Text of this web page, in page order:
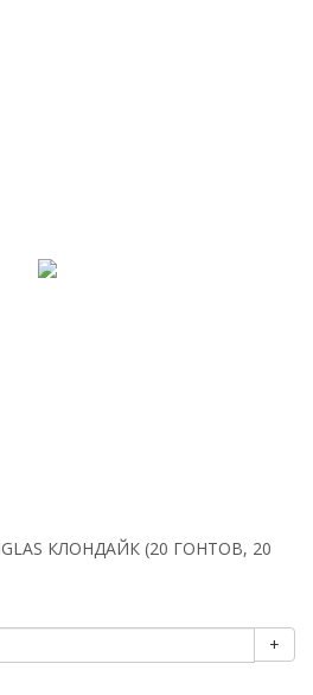
КЛОНДАЙК (20 ГОНТОВ, 20
+